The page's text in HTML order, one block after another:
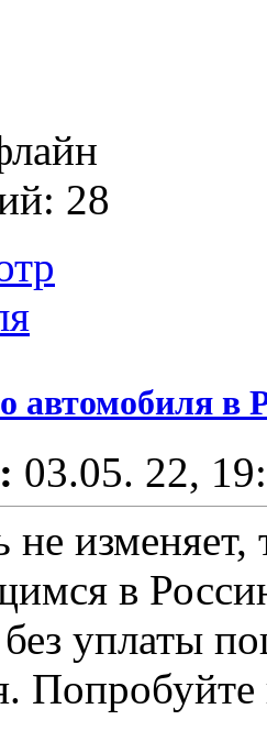
28
автомобиля
03.05. 22,
не
в
уплаты
Попробуйте